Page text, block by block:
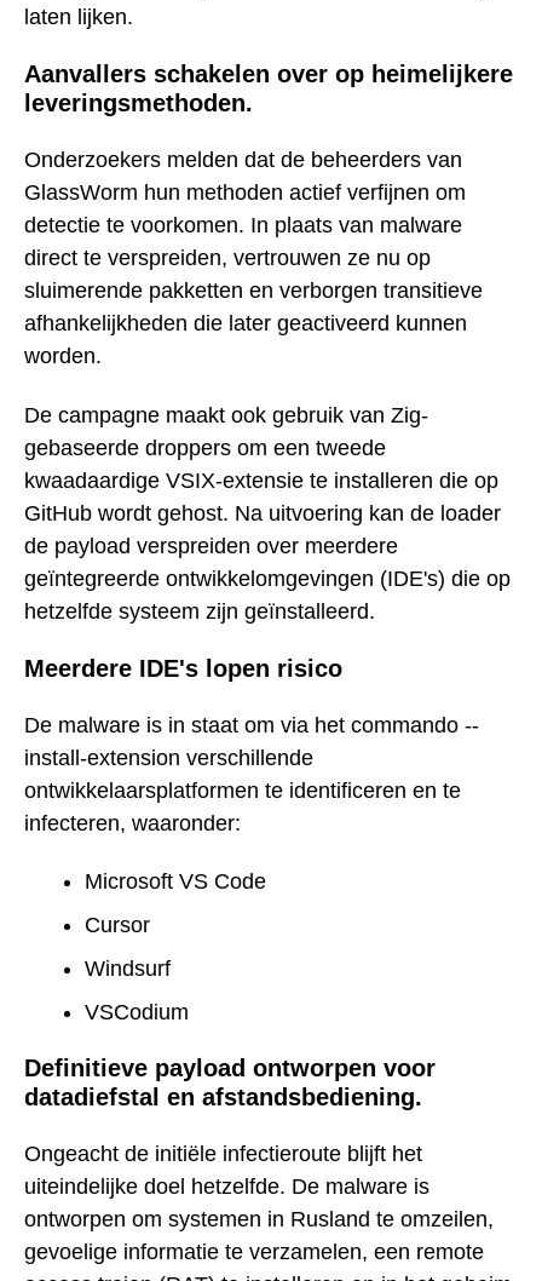
laten lijken.
Aanvallers schakelen over op heimelijkere
leveringsmethoden.
Onderzoekers melden dat de beheerders van
GlassWorm hun methoden actief verfijnen om
detectie te voorkomen. In plaats van malware
direct te verspreiden, vertrouwen ze nu op
sluimerende pakketten en verborgen transitieve
afhankelijkheden die later geactiveerd kunnen
worden.
De campagne maakt ook gebruik van Zig-
gebaseerde droppers om een tweede
kwaadaardige VSIX-extensie te installeren die op
GitHub wordt gehost. Na uitvoering kan de loader
de payload verspreiden over meerdere
geïntegreerde ontwikkelomgevingen (IDE's) die op
hetzelfde systeem zijn geïnstalleerd.
Meerdere IDE's lopen risico
De malware is in staat om via het commando --
install-extension verschillende
ontwikkelaarsplatformen te identificeren en te
infecteren, waaronder:
Microsoft VS Code
Cursor
Windsurf
VSCodium
Definitieve payload ontworpen voor
datadiefstal en afstandsbediening.
Ongeacht de initiële infectieroute blijft het
uiteindelijke doel hetzelfde. De malware is
ontworpen om systemen in Rusland te omzeilen,
gevoelige informatie te verzamelen, een remote